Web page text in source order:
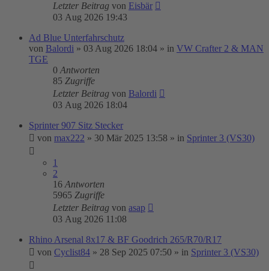
Letzter Beitrag von Eisbär
03 Aug 2026 19:43
Ad Blue Unterfahrschutz
von Balordi » 03 Aug 2026 18:04 » in VW Crafter 2 & MAN
TGE
0 Antworten
85 Zugriffe
Letzter Beitrag von Balordi
03 Aug 2026 18:04
Sprinter 907 Sitz Stecker
von max222 » 30 Mär 2025 13:58 » in Sprinter 3 (VS30)
1
2
16 Antworten
5965 Zugriffe
Letzter Beitrag von asap
03 Aug 2026 11:08
Rhino Arsenal 8x17 & BF Goodrich 265/R70/R17
von Cyclist84 » 28 Sep 2025 07:50 » in Sprinter 3 (VS30)